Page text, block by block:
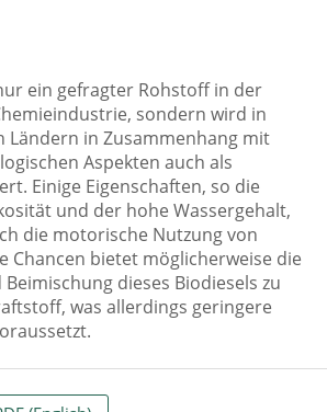
ein gefragter Rohstoff in der
sondern wird in
Ländern in Zusammenhang mit
Aspekten auch als
Einige Eigenschaften, so die
und der hohe Wassergehalt,
die motorische Nutzung von
Chancen bietet möglicherweise die
dieses Biodiesels zu
was allerdings geringere